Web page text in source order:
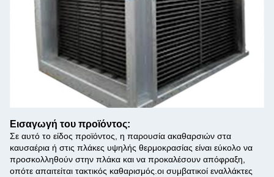
Εισαγωγή του προϊόντος:
Σε αυτό το είδος προϊόντος, η παρουσία ακαθαρσιών στα
καυσαέρια ή στις πλάκες υψηλής θερμοκρασίας είναι εύκολο να
προσκολληθούν στην πλάκα και να προκαλέσουν απόφραξη,
οπότε απαιτείται τακτικός καθαρισμός.οι συμβατικοί εναλλάκτες